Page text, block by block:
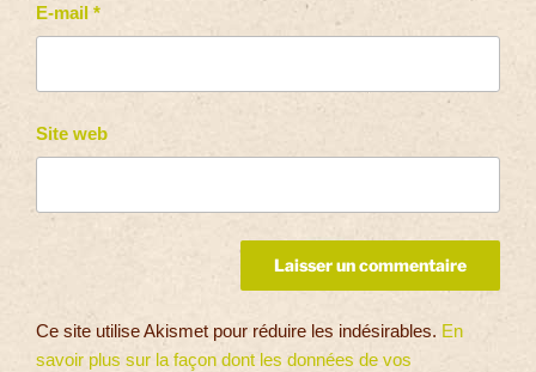
E-mail *
Site web
Ce site utilise Akismet pour réduire les indésirables. En
savoir plus sur la façon dont les données de vos